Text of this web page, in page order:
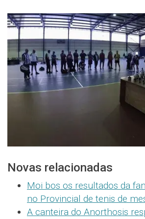
Novas relacionadas
Moi bos os resultados da
no Provincial de tenis de
A canteira do Anorthosis